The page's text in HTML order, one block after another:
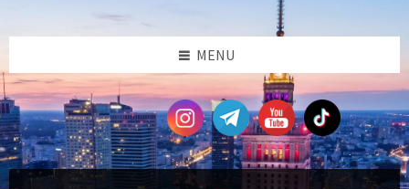
sidebar
sidebar
MENU